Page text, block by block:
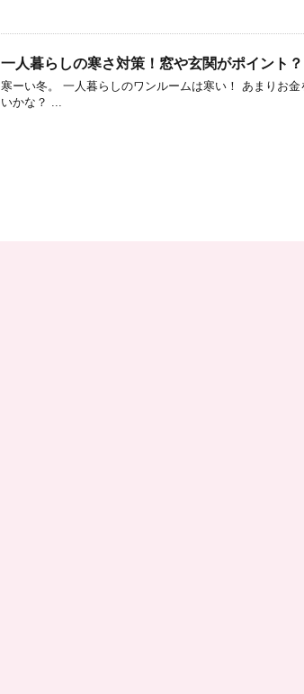
一人暮らしの寒さ対策！窓や玄関がポイント？
寒ーい冬。 一人暮らしのワンルームは寒い！ あまりお
いかな？ ...